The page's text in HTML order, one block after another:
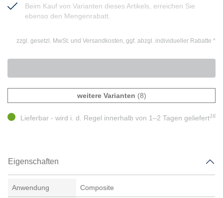
Beim Kauf von Varianten dieses Artikels, erreichen Sie
ebenso den Mengenrabatt.
zzgl. gesetzl. MwSt. und Versandkosten, ggf. abzgl. individueller Rabatte *
weitere Varianten (8)
Lieferbar - wird i. d. Regel innerhalb von 1–2 Tagen geliefert16
Eigenschaften
Anwendung Composite